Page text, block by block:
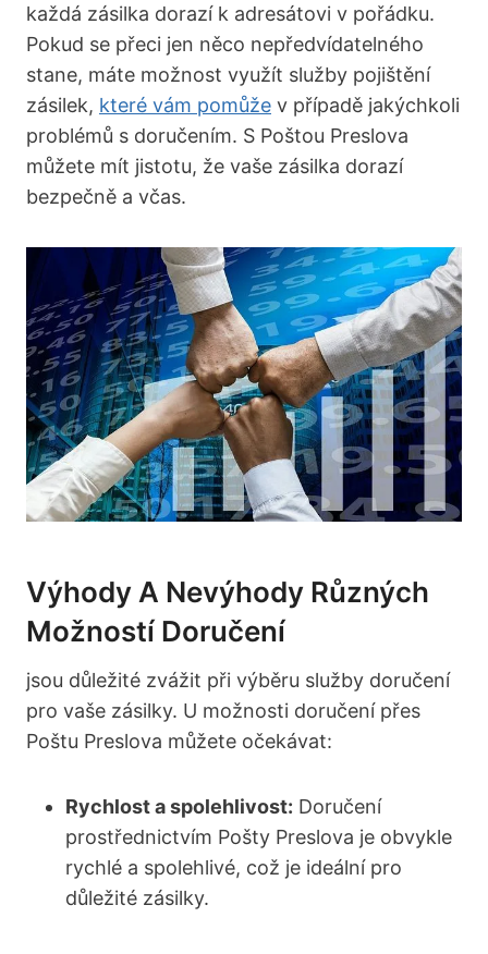
každá zásilka dorazí k adresátovi v pořádku.
Pokud se přeci jen něco nepředvídatelného
stane, máte možnost využít služby pojištění
zásilek, které vám pomůže v případě jakýchkoli
problémů s doručením. S Poštou Preslova
můžete mít jistotu, že vaše zásilka dorazí
bezpečně a včas.
Výhody A Nevýhody Různých
Možností Doručení
jsou důležité zvážit při výběru služby doručení
pro vaše zásilky. U možnosti doručení přes
Poštu Preslova můžete očekávat:
Rychlost a spolehlivost: Doručení
prostřednictvím Pošty Preslova je obvykle
rychlé a spolehlivé, což je ideální pro
důležité zásilky.